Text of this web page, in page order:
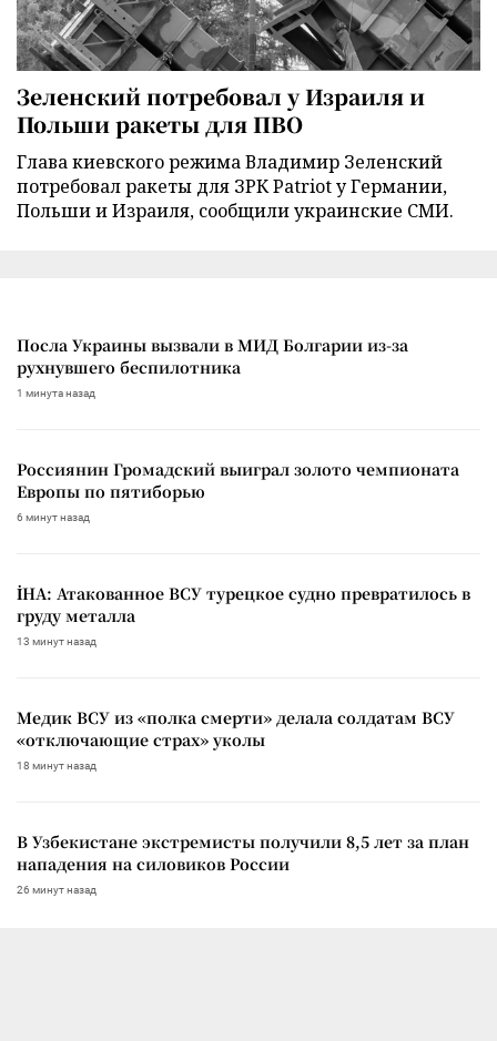
Зеленский потребовал у Израиля и
Польши ракеты для ПВО
Глава киевского режима Владимир Зеленский
потребовал ракеты для ЗРК Patriot у Германии,
Польши и Израиля, сообщили украинские СМИ.
Посла Украины вызвали в МИД Болгарии из-за
рухнувшего беспилотника
1 минута назад
Россиянин Громадский выиграл золото чемпионата
Европы по пятиборью
6 минут назад
İHA: Атакованное ВСУ турецкое судно превратилось в
груду металла
13 минут назад
Медик ВСУ из «полка смерти» делала солдатам ВСУ
«отключающие страх» уколы
18 минут назад
В Узбекистане экстремисты получили 8,5 лет за план
нападения на силовиков России
26 минут назад